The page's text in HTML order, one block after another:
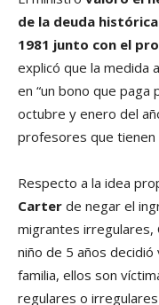
de la deuda
1981 junto con el
explicó que la medida
en “un bono que paga
octubre y enero del
profesores que tienen
Respecto a la idea
Carter de negar el
migrantes irregulares,
niño de 5 años decidió
familia, ellos son
regulares o